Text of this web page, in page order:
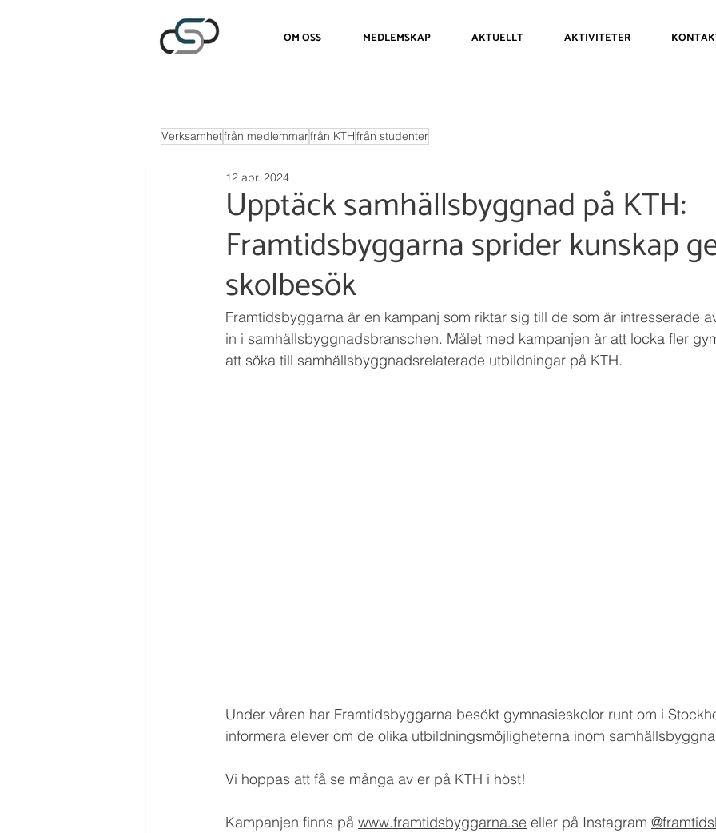
OM OSS MEDLEMSKAP AKTUELLT AKTIVITETER
Verksamhetfrån medlemmarfrån KTHfrån studenter
Upptäck samhällsbyggnad på KTH:
Framtidsbyggarna sprider kunskap
skolbesök
12 apr. 2024
Framtidsbyggarna är en kampanj som riktar sig till de som är intresserade
in i samhällsbyggnadsbranschen. Målet med kampanjen är att locka fler
att söka till samhällsbyggnadsrelaterade utbildningar på KTH.
Under våren har Framtidsbyggarna besökt gymnasieskolor runt om i
informera elever om de olika utbildningsmöjligheterna inom
Vi hoppas att få se många av er på KTH i höst!
Kampanjen finns på www.framtidsbyggarna.se eller på Instagram